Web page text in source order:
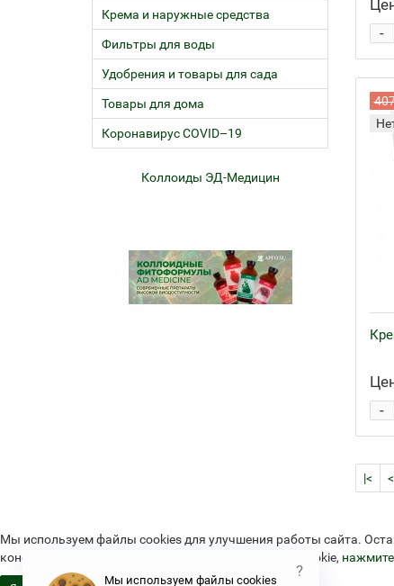
Крема и наружные средства
Фильтры для воды
Удобрения и товары для сада
Товары для дома
Коронавирус COVID–19
Коллоиды ЭД-Медицин
-
-
|< <
Мы используем файлы cookies для улучшения работы сайта.
конфиденциальности и об использовании файлов cookie,
Мы используем файлы cookies
?